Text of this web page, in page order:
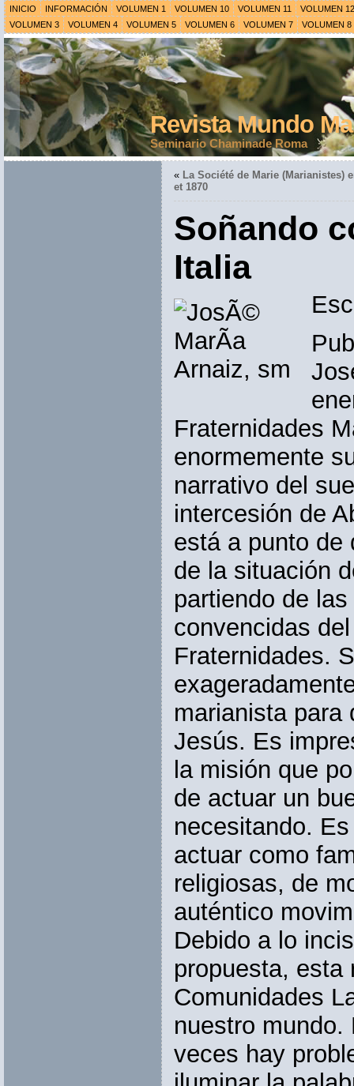
INICIO INFORMACIÓN VOLUMEN 1 VOLUMEN 10 VOLUMEN 11
VOLUMEN 12
VOLUMEN 3
VOLUMEN 4 VOLUMEN 5 VOLUMEN 6 VOLUMEN 7 VOLUMEN 8
Revista Mundo
Seminario Chaminade Roma
« La Société de Marie (Marianistes)
et 1870
Soñando
Italia
Fraternidades
enormemente
narrativo del
intercesión de
está a punto de
de la situación
partiendo de
convencidas
Fraternidades.
marianista para
Jesús. Es
la misión que
de actuar un
necesitando.
actuar como
religiosas, de
auténtico
Debido a lo
propuesta, esta
Comunidades
nuestro
veces hay